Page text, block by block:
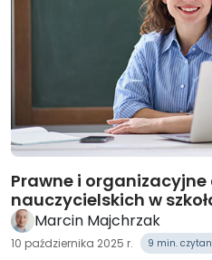
Prawne i
nauczycielskich w
Marcin Majchrzak
10 października 2025 r. 9 min.